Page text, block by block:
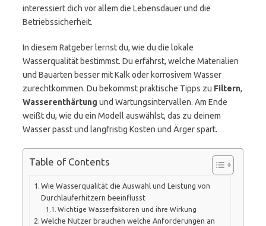
interessiert dich vor allem die Lebensdauer und die
Betriebssicherheit.
In diesem Ratgeber lernst du, wie du die lokale
Wasserqualität bestimmst. Du erfährst, welche Materialien
und Bauarten besser mit Kalk oder korrosivem Wasser
zurechtkommen. Du bekommst praktische Tipps zu Filtern,
Wasserenthärtung und Wartungsintervallen. Am Ende
weißt du, wie du ein Modell auswählst, das zu deinem
Wasser passt und langfristig Kosten und Ärger spart.
Table of Contents
Wie Wasserqualität die Auswahl und Leistung von
Durchlauferhitzern beeinflusst
Wichtige Wasserfaktoren und ihre Wirkung
Welche Nutzer brauchen welche Anforderungen an